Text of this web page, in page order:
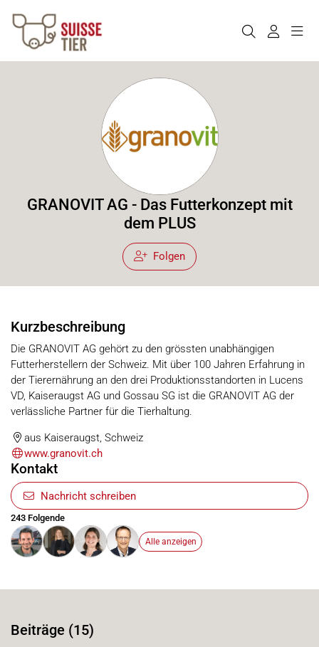
GRANOVIT AG - Das Futterkonzept mit
dem PLUS
Folgen
Kurzbeschreibung
Die GRANOVIT AG gehört zu den grössten unabhängigen
Futterherstellern der Schweiz. Mit über 100 Jahren Erfahrung in
der Tierernährung an den drei Produktionsstandorten in Lucens
VD, Kaiseraugst AG und Gossau SG ist die GRANOVIT AG der
verlässliche Partner für die Tierhaltung.
aus Kaiseraugst, Schweiz
www.granovit.ch
Kontakt
Nachricht schreiben
243 Folgende
Alle anzeigen
Beiträge (15)